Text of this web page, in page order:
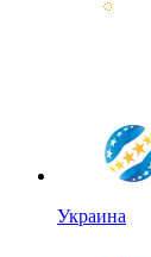
Украина